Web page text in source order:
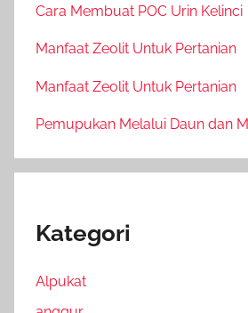
Cara Membuat POC Urin Kelinci
Manfaat Zeolit Untuk Pertanian
Manfaat Zeolit Untuk Pertanian
Pemupukan Melalui Daun dan
Kategori
Alpukat